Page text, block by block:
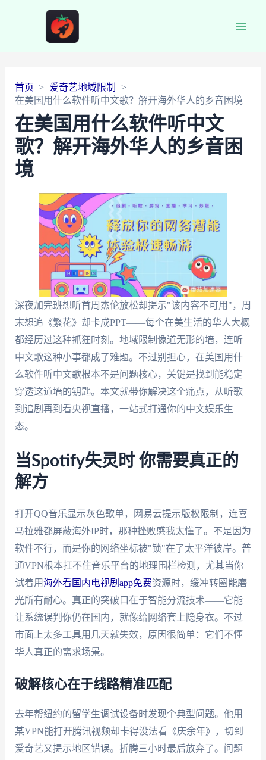
首页
爱奇艺地域限制
在美国用什么软件听中文歌？解开海外华人的乡音困境
在美国用什么软件听中文
歌？解开海外华人的乡音困
境
深夜加完班想听首周杰伦放松却提示"该内容不可用"，周
末想追《繁花》却卡成PPT——每个在美生活的华人大概
都经历过这种抓狂时刻。地域限制像道无形的墙，连听
中文歌这种小事都成了难题。不过别担心，在美国用什
么软件听中文歌根本不是问题核心，关键是找到能稳定
穿透这道墙的钥匙。本文就带你解决这个痛点，从听歌
到追剧再到看央视直播，一站式打通你的中文娱乐生
态。
当Spotify失灵时 你需要真正的
解方
打开QQ音乐显示灰色歌单，网易云提示版权限制，连喜
马拉雅都屏蔽海外IP时，那种挫败感我太懂了。不是因为
软件不行，而是你的网络坐标被"锁"在了太平洋彼岸。普
通VPN根本扛不住音乐平台的地理围栏检测，尤其当你
试着用 海外看国内电视剧app免费资源时，缓冲转圈能磨
光所有耐心。真正的突破口在于智能分流技术——它能
让系统误判你仍在国内，就像给网络套上隐身衣。不过
市面上太多工具用几天就失效，原因很简单：它们不懂
华人真正的需求场景。
破解核心在于线路精准匹配
去年帮纽约的留学生调试设备时发现个典型问题。他用
某VPN能打开腾讯视频却卡得没法看《庆余年》，切到
爱奇艺又提示地区错误。折腾三小时最后放弃了。问题